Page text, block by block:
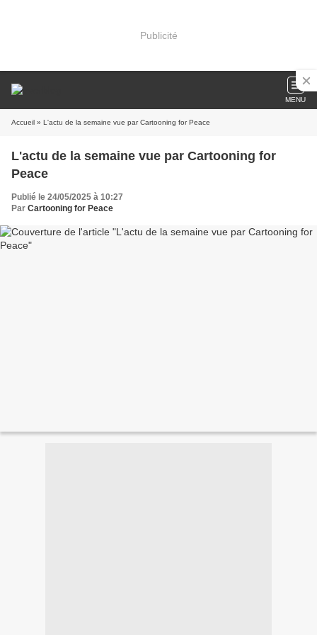
Publicité
MENU
Accueil » L'actu de la semaine vue par Cartooning for Peace
L'actu de la semaine vue par Cartooning for
Peace
Publié le 24/05/2025 à 10:27
Par Cartooning for Peace